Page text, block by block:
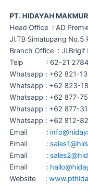
PT. HIDAYAH
Head Office : AD
Jl.TB Simatupang No.5
Branch Office : Jl.Brigif
Telp : 62-21 2784
Whatsapp : +62 821-
Whatsapp : +62 823-
Whatsapp : +62 877-
Whatsapp : +62 877-
Whatsapp : +62 812-
Email :
Email :
Email :
Email :
Website :